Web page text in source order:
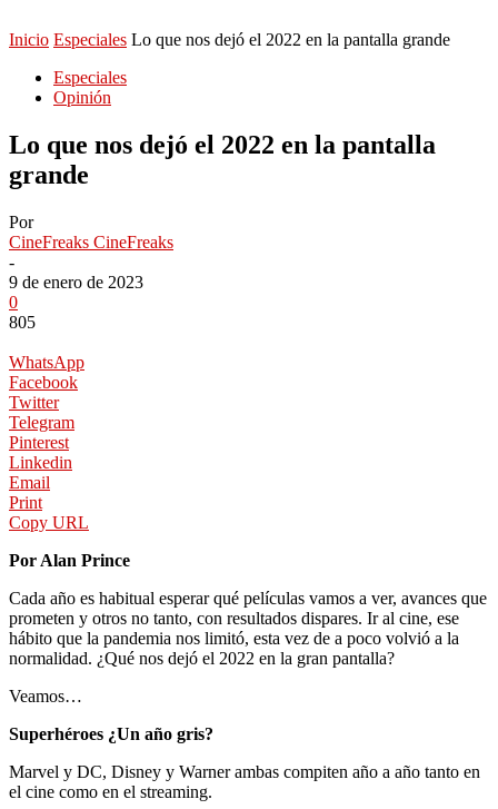
Inicio Especiales Lo que nos dejó el 2022 en la pantalla grande
Especiales
Opinión
Lo que nos dejó el 2022 en la pantalla
grande
Por
CineFreaks CineFreaks
-
9 de enero de 2023
0
805
WhatsApp
Facebook
Twitter
Telegram
Pinterest
Linkedin
Email
Print
Copy URL
Por Alan Prince
Cada año es habitual esperar qué películas vamos a ver, avances que
prometen y otros no tanto, con resultados dispares. Ir al cine, ese
hábito que la pandemia nos limitó, esta vez de a poco volvió a la
normalidad. ¿Qué nos dejó el 2022 en la gran pantalla?
Veamos…
Superhéroes ¿Un año gris?
Marvel y DC, Disney y Warner ambas compiten año a año tanto en
el cine como en el streaming.